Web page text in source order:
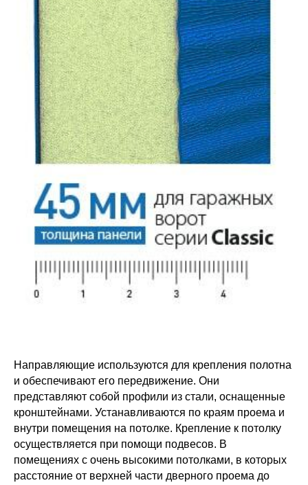
Направляющие используются для крепления полотна
и обеспечивают его передвижение. Они
представляют собой профили из стали, оснащенные
кронштейнами. Устанавливаются по краям проема и
внутри помещения на потолке. Крепление к потолку
осуществляется при помощи подвесов. В
помещениях с очень высокими потолками, в которых
расстояние от верхней части дверного проема до